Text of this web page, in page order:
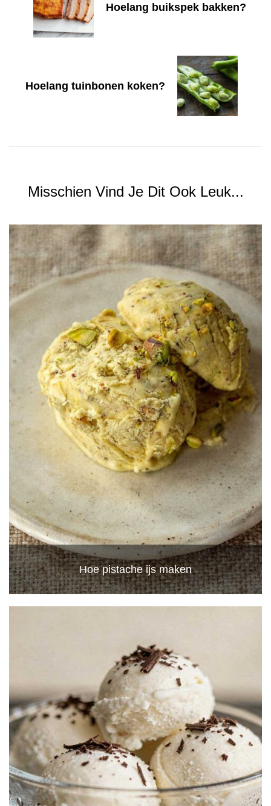
Hoelang buikspek bakken?
Hoelang tuinbonen koken?
Misschien Vind Je Dit Ook Leuk...
Hoe pistache ijs maken